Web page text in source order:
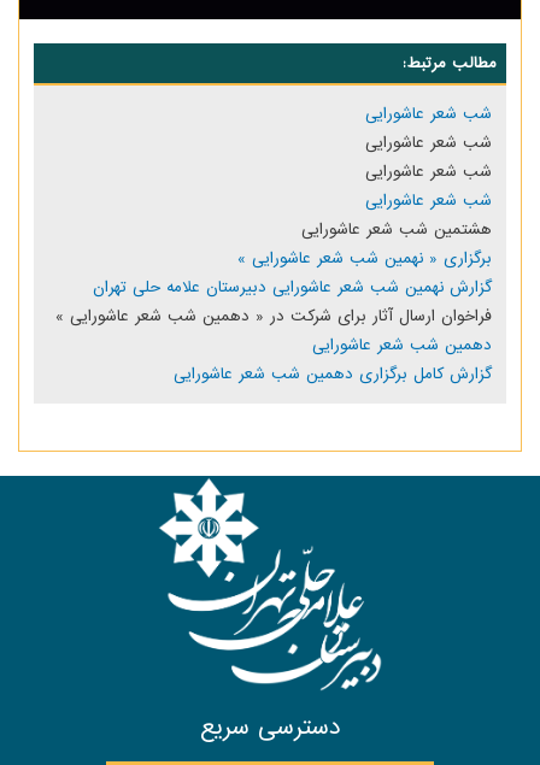
مطالب مرتبط:
شب شعر عاشورايى
شب شعر عاشورایی
شب شعر عاشورایی
شب شعر عاشورایی
هشتمین شب شعر عاشورایی
برگزاری « نهمین شب شعر عاشورایی »
گزارش نهمین شب شعر عاشورایی دبیرستان علامه حلی تهران
فراخوان ارسال آثار برای شرکت در « دهمین شب شعر عاشورایی »
دهمین شب شعر عاشورایی
گزارش کامل برگزاری دهمین شب شعر عاشورایی
دسترسی سریع